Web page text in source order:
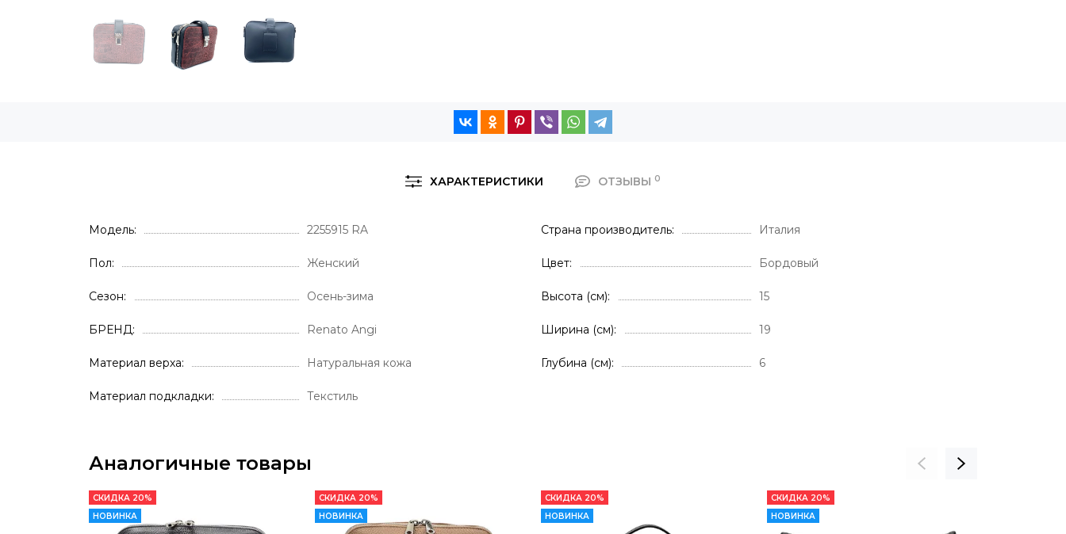
ХАРАКТЕРИСТИКИ ОТЗЫВЫ 0
Модель 2255915 RA
Пол Женский
Сезон Осень-зима
БРЕНД Renato Angi
Материал верха Натуральная кожа
Материал подкладки Текстиль
Страна производитель Италия
Цвет Бордовый
Высота (см) 15
Ширина (см) 19
Глубина (см) 6
Аналогичные товары
СКИДКА 20%
НОВИНКА
СКИДКА 20%
НОВИНКА
СКИДКА 20%
НОВИНКА
СКИДКА 20%
НОВИНКА